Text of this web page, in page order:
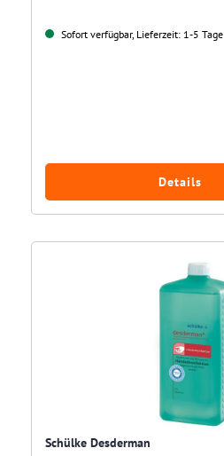
Sofort verfügbar, Lieferzeit: 1-5 Tage
Details
Schülke Desderman